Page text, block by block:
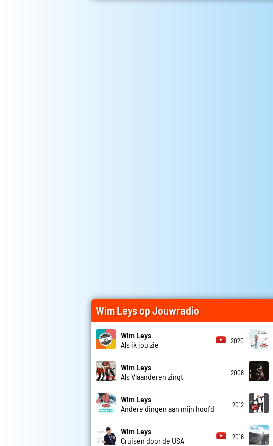
Wim Leys op Jouwradio
Wim Leys
Als ik jou zie
2020
Wim Leys
Als Vlaanderen zingt
2008
Wim Leys
Andere dingen aan mijn hoofd
2012
Wim Leys
Cruisen door de USA
2016